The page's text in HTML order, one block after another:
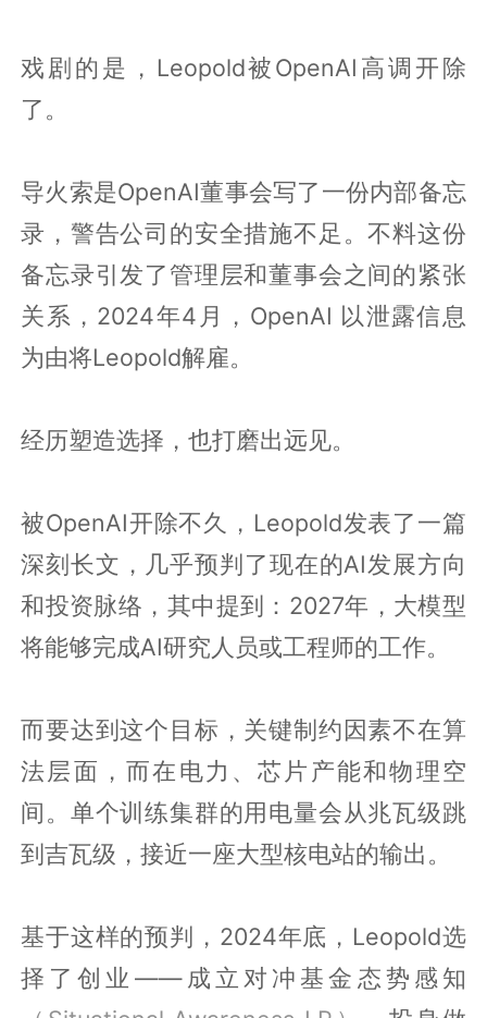
戏剧的是，Leopold被OpenAI高调开除
了。
导火索是OpenAI董事会写了一份内部备忘
录，警告公司的安全措施不足。不料这份
备忘录引发了管理层和董事会之间的紧张
关系，2024年4月，OpenAI 以泄露信息
为由将Leopold解雇。
经历塑造选择，也打磨出远见。
被OpenAI开除不久，Leopold发表了一篇
深刻长文，几乎预判了现在的AI发展方向
和投资脉络，其中提到：2027年，大模型
将能够完成AI研究人员或工程师的工作。
而要达到这个目标，关键制约因素不在算
法层面，而在电力、芯片产能和物理空
间。单个训练集群的用电量会从兆瓦级跳
到吉瓦级，接近一座大型核电站的输出。
基于这样的预判，2024年底，Leopold选
择了创业——成立对冲基金态势感知